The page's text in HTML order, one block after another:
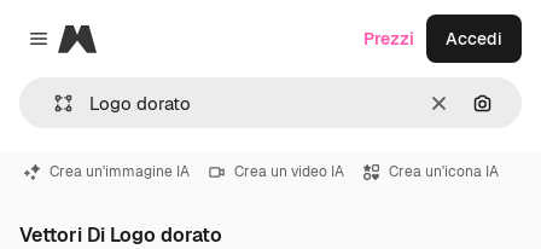
Close menu
Magnific
CancellaCerca
Prezzi Accedi
Crea un'immagine IA Crea un video IA Crea un'icona IA
Vettori Di Logo dorato